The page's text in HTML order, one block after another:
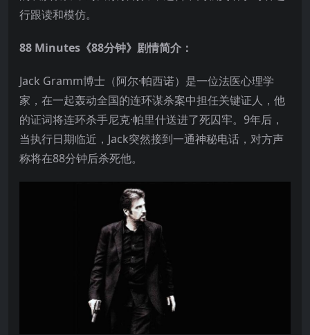
行跟读和模仿。
88 Minutes《88分钟》剧情简介：
Jack Gramm博士（阿尔·帕西诺）是一位法医心理学
家，在一起轰动全国的连环谋杀案中担任关键证人，他
的证词将连环杀手尼克·帕里什送进了死囚牢。9年后，
当执行日期临近，Jack突然接到一通神秘电话，对方声
称将在88分钟后杀死他。